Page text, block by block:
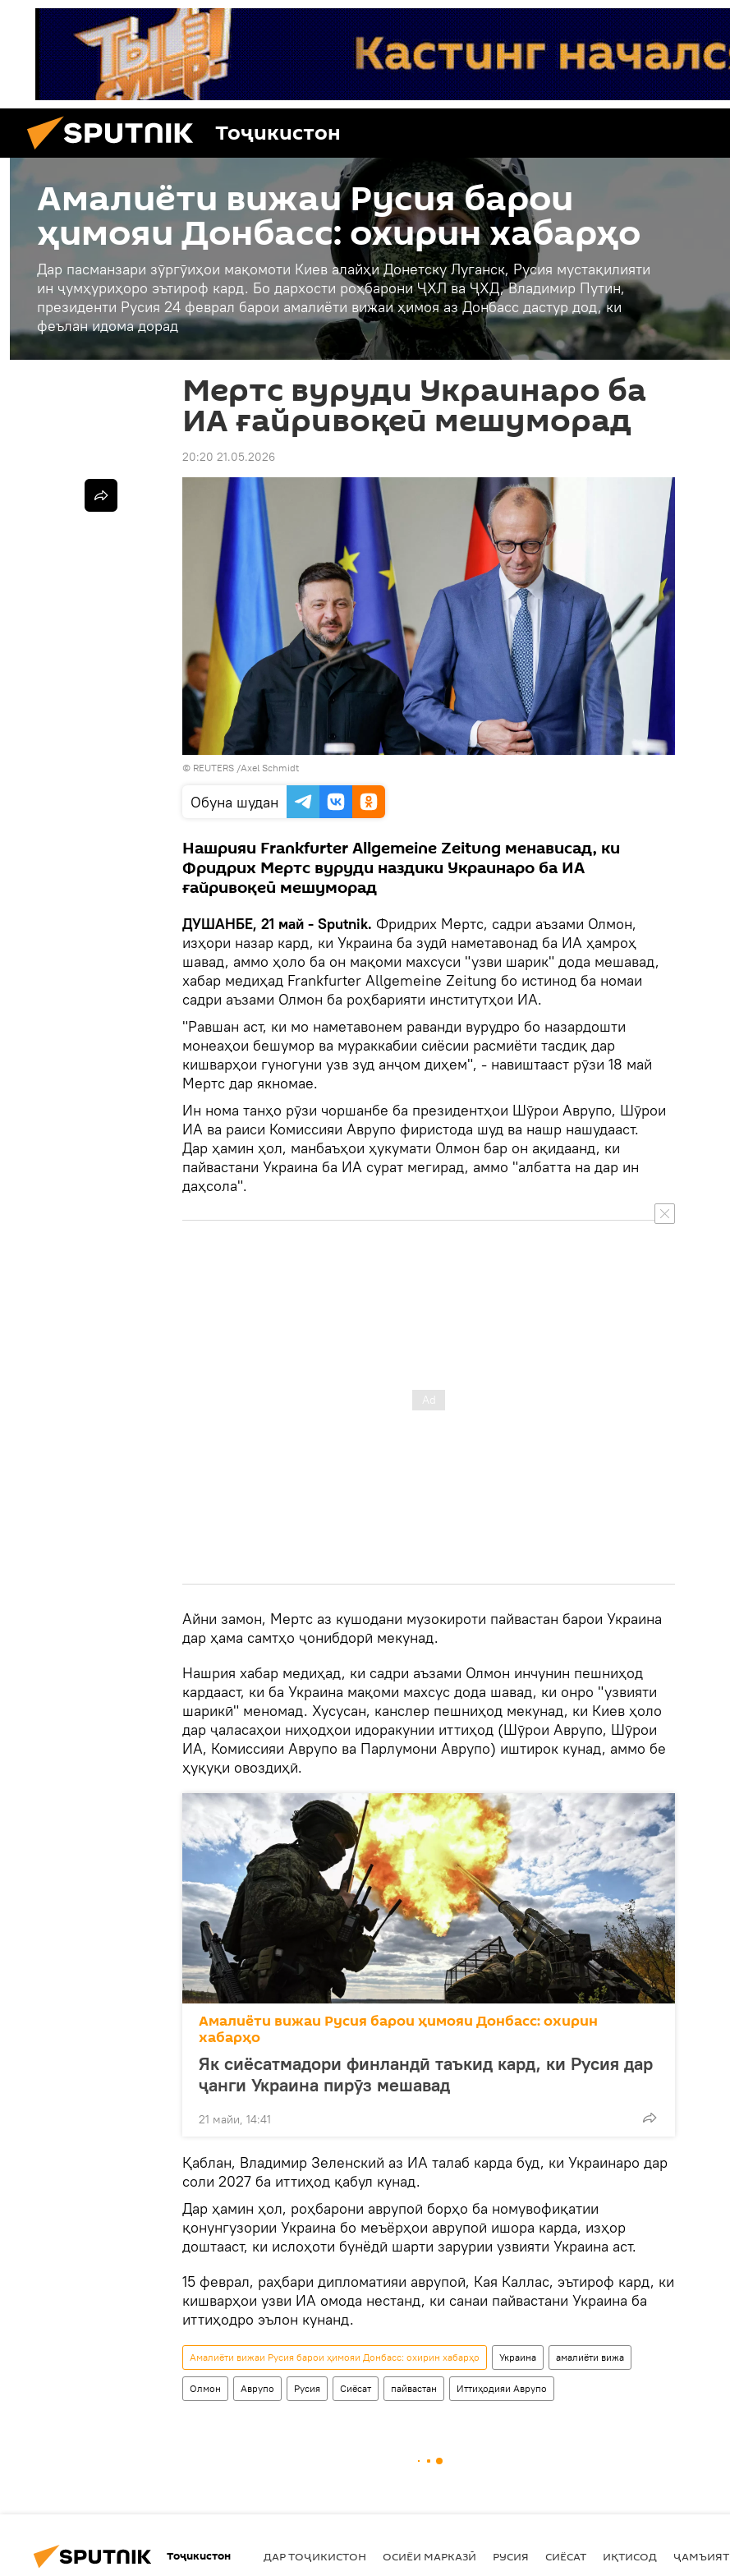
Тоҷикистон
Амалиёти вижаи Русия барои
ҳимояи Донбасс: охирин хабарҳо
Дар пасманзари зӯргӯиҳои мақомоти Киев алайҳи Донетску Луганск, Русия мустақилияти
ин ҷумҳуриҳоро эътироф кард. Бо дархости роҳбарони ҶХЛ ва ҶХД, Владимир Путин,
президенти Русия 24 феврал барои амалиёти вижаи ҳимоя аз Донбасс дастур дод, ки
феълан идома дорад
Мертс вуруди Украинаро ба
ИА ғайривоқеӣ мешуморад
20:20 21.05.2026
© REUTERS /Axel Schmidt
Обуна шудан
Нашрияи Frankfurter Allgemeine Zeitung менависад, ки
Фридрих Мертс вуруди наздики Украинаро ба ИА
ғайривоқеӣ мешуморад
ДУШАНБЕ, 21 май - Sputnik. Фридрих Мертс, садри аъзами Олмон,
изҳори назар кард, ки Украина ба зудӣ наметавонад ба ИА ҳамроҳ
шавад, аммо ҳоло ба он мақоми махсуси "узви шарик" дода мешавад,
хабар медиҳад Frankfurter Allgemeine Zeitung бо истинод ба номаи
садри аъзами Олмон ба роҳбарияти институтҳои ИА.
"Равшан аст, ки мо наметавонем раванди вурудро бо назардошти
монеаҳои бешумор ва мураккабии сиёсии расмиёти тасдиқ дар
кишварҳои гуногуни узв зуд анҷом диҳем", - навиштааст рӯзи 18 май
Мертс дар якномае.
Ин нома танҳо рӯзи чоршанбе ба президентҳои Шӯрои Аврупо, Шӯрои
ИА ва раиси Комиссияи Аврупо фиристода шуд ва нашр нашудааст.
Дар ҳамин ҳол, манбаъҳои ҳукумати Олмон бар он ақидаанд, ки
пайвастани Украина ба ИА сурат мегирад, аммо "албатта на дар ин
даҳсола".
Айни замон, Мертс аз кушодани музокироти пайвастан барои Украина
дар ҳама самтҳо ҷонибдорӣ мекунад.
Нашрия хабар медиҳад, ки садри аъзами Олмон инчунин пешниҳод
кардааст, ки ба Украина мақоми махсус дода шавад, ки онро "узвияти
шарикӣ" меномад. Хусусан, канслер пешниҳод мекунад, ки Киев ҳоло
дар ҷаласаҳои ниҳодҳои идоракунии иттиҳод (Шӯрои Аврупо, Шӯрои
ИА, Комиссияи Аврупо ва Парлумони Аврупо) иштирок кунад, аммо бе
ҳуқуқи овоздиҳӣ.
Амалиёти вижаи Русия барои ҳимояи Донбасс: охирин
хабарҳо
Як сиёсатмадори финландӣ таъкид кард, ки Русия дар
ҷанги Украина пирӯз мешавад
21 майи, 14:41
Қаблан, Владимир Зеленский аз ИА талаб карда буд, ки Украинаро дар
соли 2027 ба иттиҳод қабул кунад.
Дар ҳамин ҳол, роҳбарони аврупоӣ борҳо ба номувофиқатии
қонунгузории Украина бо меъёрҳои аврупоӣ ишора карда, изҳор
доштааст, ки ислоҳоти бунёдӣ шарти зарурии узвияти Украина аст.
15 феврал, раҳбари дипломатияи аврупоӣ, Кая Каллас, эътироф кард, ки
кишварҳои узви ИА омода нестанд, ки санаи пайвастани Украина ба
иттиҳодро эълон кунанд.
Амалиёти вижаи Русия барои ҳимояи Донбасс: охирин хабарҳо Украина амалиёти вижа
Олмон Аврупо Русия Сиёсат пайвастан Иттиҳодияи Аврупо
Тоҷикистон ДАР ТОҶИКИСТОН ОСИЁИ МАРКАЗӢ РУСИЯ СИЁСАТ ИҚТИСОД ҶАМЪИЯТ